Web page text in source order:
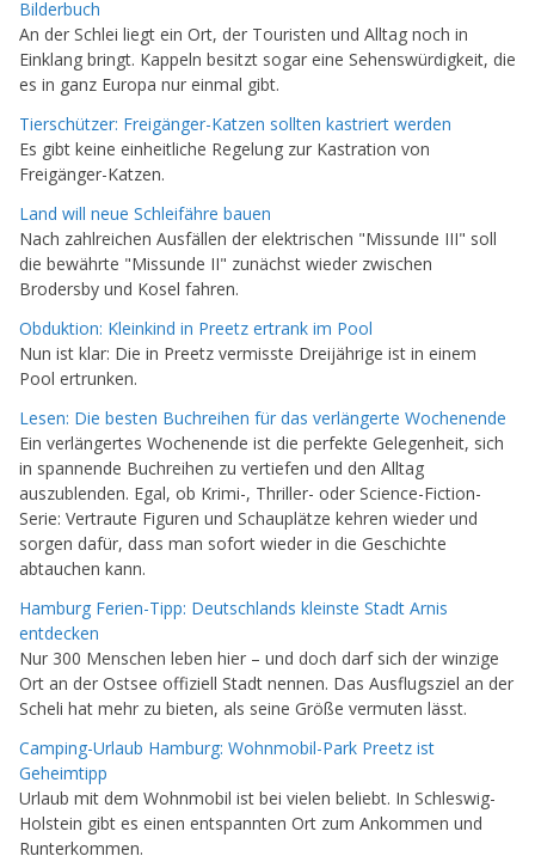
Bilderbuch
An der Schlei liegt ein Ort, der Touristen und Alltag noch in
Einklang bringt. Kappeln besitzt sogar eine Sehenswürdigkeit, die
es in ganz Europa nur einmal gibt.
Tierschützer: Freigänger-Katzen sollten kastriert werden
Es gibt keine einheitliche Regelung zur Kastration von
Freigänger-Katzen.
Land will neue Schleifähre bauen
Nach zahlreichen Ausfällen der elektrischen "Missunde III" soll
die bewährte "Missunde II" zunächst wieder zwischen
Brodersby und Kosel fahren.
Obduktion: Kleinkind in Preetz ertrank im Pool
Nun ist klar: Die in Preetz vermisste Dreijährige ist in einem
Pool ertrunken.
Lesen: Die besten Buchreihen für das verlängerte Wochenende
Ein verlängertes Wochenende ist die perfekte Gelegenheit, sich
in spannende Buchreihen zu vertiefen und den Alltag
auszublenden. Egal, ob Krimi-, Thriller- oder Science-Fiction-
Serie: Vertraute Figuren und Schauplätze kehren wieder und
sorgen dafür, dass man sofort wieder in die Geschichte
abtauchen kann.
Hamburg Ferien-Tipp: Deutschlands kleinste Stadt Arnis
entdecken
Nur 300 Menschen leben hier – und doch darf sich der winzige
Ort an der Ostsee offiziell Stadt nennen. Das Ausflugsziel an der
Scheli hat mehr zu bieten, als seine Größe vermuten lässt.
Camping-Urlaub Hamburg: Wohnmobil-Park Preetz ist
Geheimtipp
Urlaub mit dem Wohnmobil ist bei vielen beliebt. In Schleswig-
Holstein gibt es einen entspannten Ort zum Ankommen und
Runterkommen.